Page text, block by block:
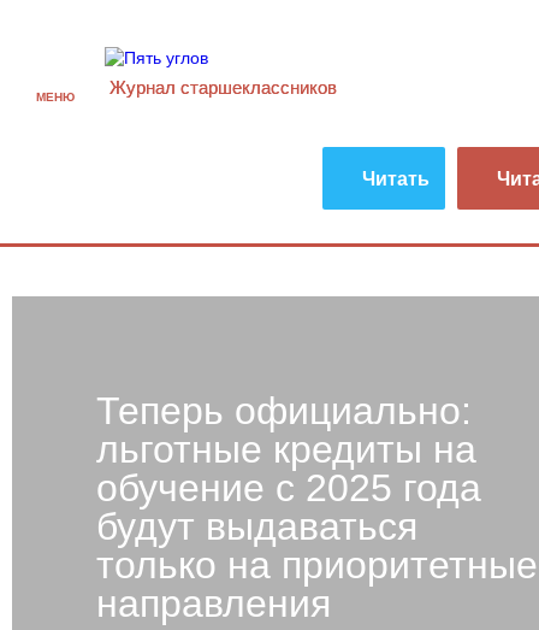
МЕНЮ Журнал старшекласcников
Читать
Теперь официально:
льготные кредиты на
обучение с 2025 года
будут выдаваться
только на приоритетные
направления